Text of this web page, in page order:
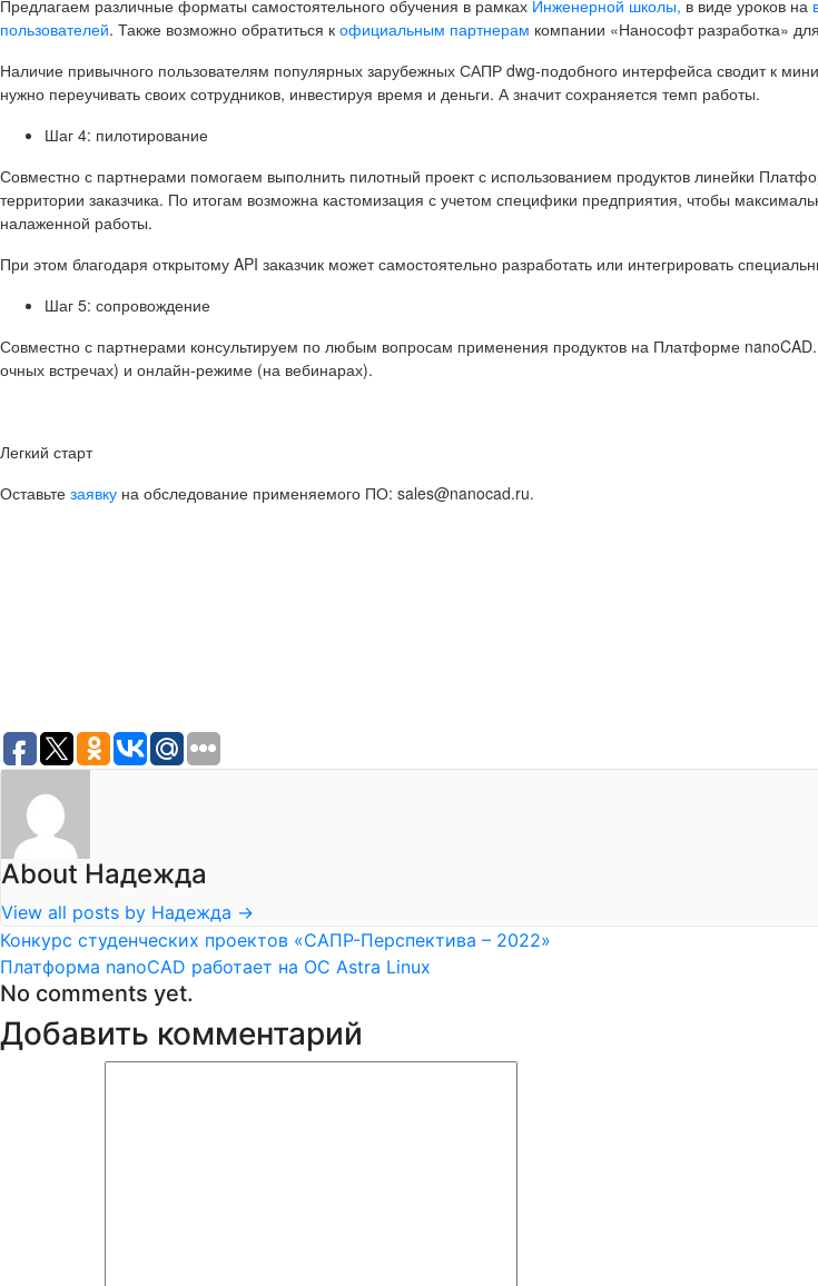
Предлагаем различные форматы самостоятельного обучения в рамках Инженерной школы, в виде уроков на
пользователей. Также возможно обратиться к официальным партнерам компании «Нанософт разработка»
Наличие привычного пользователям популярных зарубежных САПР dwg-подобного интерфейса сводит к
нужно переучивать своих сотрудников, инвестируя время и деньги. А значит сохраняется темп работы.
Шаг 4: пилотирование
Совместно с партнерами помогаем выполнить пилотный проект с использованием продуктов линейки
территории заказчика. По итогам возможна кастомизация с учетом специфики предприятия, чтобы
налаженной работы.
При этом благодаря открытому API заказчик может самостоятельно разработать или интегрировать
Шаг 5: сопровождение
Совместно с партнерами консультируем по любым вопросам применения продуктов на Платформе
очных встречах) и онлайн-режиме (на вебинарах).
Легкий старт
Оставьте заявку на обследование применяемого ПО: sales@nanocad.ru.
About Надежда
View all posts by Надежда →
Конкурс студенческих проектов «САПР-Перспектива – 2022»
Платформа nanoCAD работает на ОС Astra Linux
No comments yet.
Добавить комментарий